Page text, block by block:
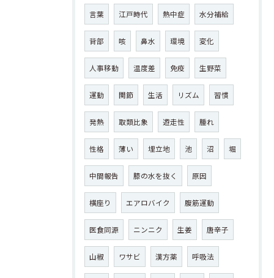
言葉 江戸時代 熱中症 水分補給
背部 咳 鼻水 環境 変化
人事移動 温度差 免疫 生野菜
運動 関節 生活 リズム 習慣
発熱 取類比象 遊走性 腫れ
性格 薄い 埋立地 池 沼 堀
中間報告 膝の水を抜く 原因
横座り エアロバイク 腹筋運動
医食同源 ニンニク 生姜 唐辛子
山椒 ワサビ 漢方薬 呼吸法